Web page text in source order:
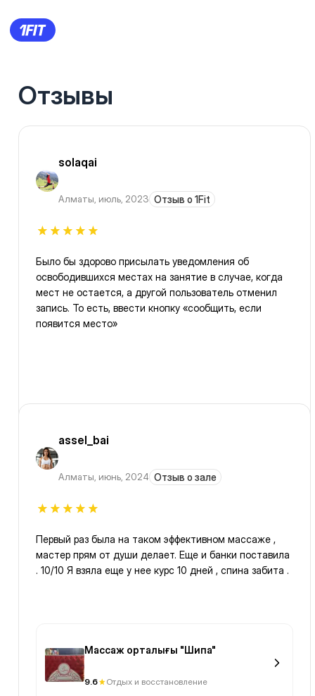
Отзывы
solaqai
Алматы, июль, 2023 Отзыв о 1Fit
Было бы здорово присылать уведомления об
освободившихся местах на занятие в случае, когда
мест не остается, а другой пользователь отменил
запись. То есть, ввести кнопку «сообщить, если
появится место»
assel_bai
Алматы, июнь, 2024 Отзыв о зале
Первый раз была на таком эффективном массаже ,
мастер прям от души делает. Еще и банки поставила
. 10/10 Я взяла еще у нее курс 10 дней , спина забита .
Массаж орталығы "Шипа"
9.6 Отдых и восстановление